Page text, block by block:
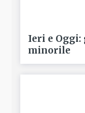
Ieri e
minorile